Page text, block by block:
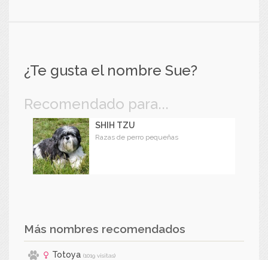
¿Te gusta el nombre Sue?
Recomendado para...
SHIH TZU
Razas de perro pequeñas
Más nombres recomendados
Totoya (1019 visitas)